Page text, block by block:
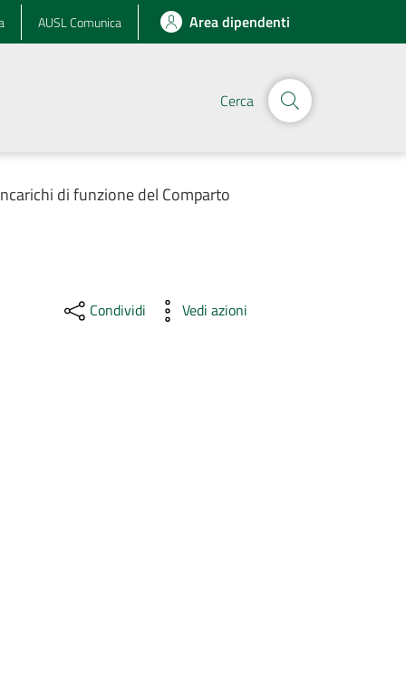
AUSL Comunica Area dipendenti
Cerca
di funzione del Comparto
Condividi Vedi azioni